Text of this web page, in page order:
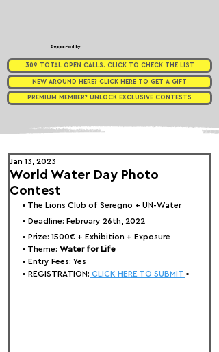
Supported by
309 TOTAL OPEN CALLS. CLICK TO CHECK THE LIST
NEW AROUND HERE? CLICK HERE TO GET A GIFT
PREMIUM MEMBER? UNLOCK EXCLUSIVE CONTESTS
World Water Day Photo
Contest
Jan 13, 2023
• The Lions Club of Seregno + UN-Water
• Deadline: February 26th, 2022⁠
• Prize: 1500€ + Exhibition + Exposure
• Theme: Water for Life
• Entry Fees: Yes
• REGISTRATION: CLICK HERE TO SUBMIT •